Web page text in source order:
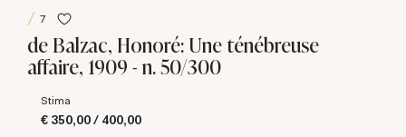
7
de Balzac, Honoré: Une ténébreuse
affaire, 1909 - n. 50/300
Stima
€ 350,00 / 400,00